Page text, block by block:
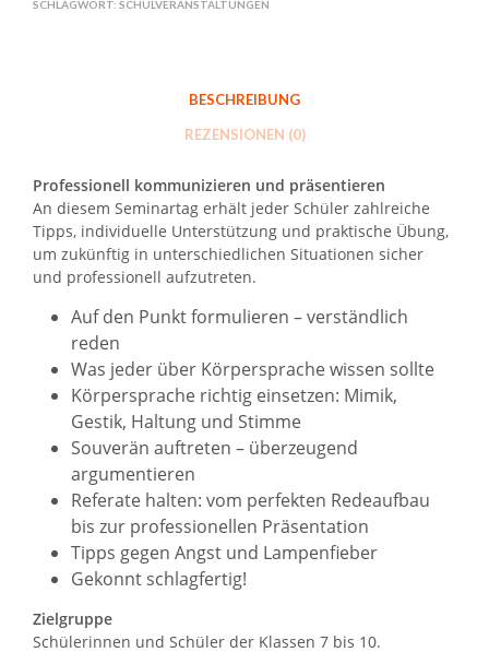
SCHLAGWORT: SCHULVERANSTALTUNGEN
BESCHREIBUNG
REZENSIONEN (0)
Professionell kommunizieren und präsentieren
An diesem Seminartag erhält jeder Schüler zahlreiche
Tipps, individuelle Unterstützung und praktische Übung,
um zukünftig in unterschiedlichen Situationen sicher
und professionell aufzutreten.
Auf den Punkt formulieren – verständlich
reden
Was jeder über Körpersprache wissen sollte
Körpersprache richtig einsetzen: Mimik,
Gestik, Haltung und Stimme
Souverän auftreten – überzeugend
argumentieren
Referate halten: vom perfekten Redeaufbau
bis zur professionellen Präsentation
Tipps gegen Angst und Lampenfieber
Gekonnt schlagfertig!
Zielgruppe
Schülerinnen und Schüler der Klassen 7 bis 10.